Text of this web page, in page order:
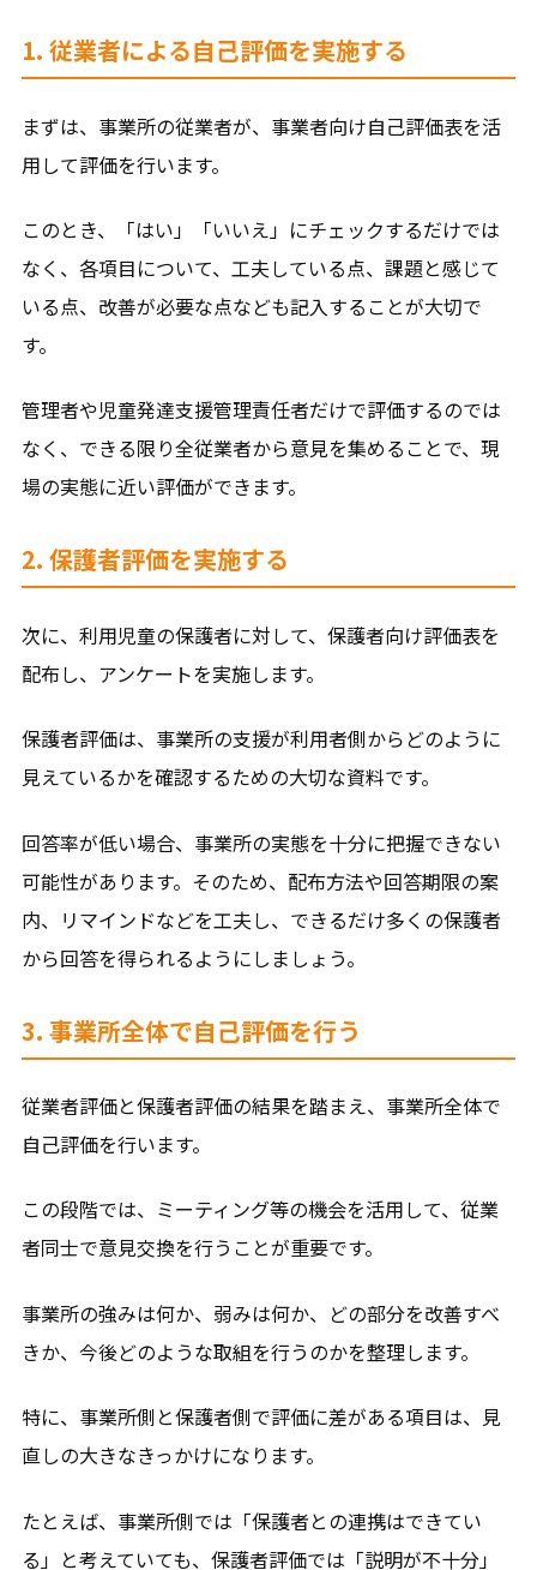
1. 従業者による自己評価を実施する
まずは、事業所の従業者が、事業者向け自己評価表を活
用して評価を行います。
このとき、「はい」「いいえ」にチェックするだけでは
なく、各項目について、工夫している点、課題と感じて
いる点、改善が必要な点なども記入することが大切で
す。
管理者や児童発達支援管理責任者だけで評価するのでは
なく、できる限り全従業者から意見を集めることで、現
場の実態に近い評価ができます。
2. 保護者評価を実施する
次に、利用児童の保護者に対して、保護者向け評価表を
配布し、アンケートを実施します。
保護者評価は、事業所の支援が利用者側からどのように
見えているかを確認するための大切な資料です。
回答率が低い場合、事業所の実態を十分に把握できない
可能性があります。そのため、配布方法や回答期限の案
内、リマインドなどを工夫し、できるだけ多くの保護者
から回答を得られるようにしましょう。
3. 事業所全体で自己評価を行う
従業者評価と保護者評価の結果を踏まえ、事業所全体で
自己評価を行います。
この段階では、ミーティング等の機会を活用して、従業
者同士で意見交換を行うことが重要です。
事業所の強みは何か、弱みは何か、どの部分を改善すべ
きか、今後どのような取組を行うのかを整理します。
特に、事業所側と保護者側で評価に差がある項目は、見
直しの大きなきっかけになります。
たとえば、事業所側では「保護者との連携はできてい
る」と考えていても、保護者評価では「説明が不十分」